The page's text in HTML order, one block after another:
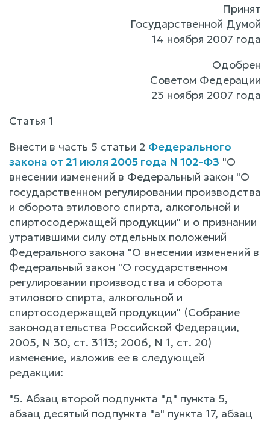
Принят
Государственной Думой
14 ноября 2007 года
Одобрен
Советом Федерации
23 ноября 2007 года
Статья 1
Внести в часть 5 статьи 2 Федерального
закона от 21 июля 2005 года N 102-ФЗ "О
внесении изменений в Федеральный закон "О
государственном регулировании производства
и оборота этилового спирта, алкогольной и
спиртосодержащей продукции" и о признании
утратившими силу отдельных положений
Федерального закона "О внесении изменений в
Федеральный закон "О государственном
регулировании производства и оборота
этилового спирта, алкогольной и
спиртосодержащей продукции" (Собрание
законодательства Российской Федерации,
2005, N 30, ст. 3113; 2006, N 1, ст. 20)
изменение, изложив ее в следующей
редакции:
"5. Абзац второй подпункта "д" пункта 5,
абзац десятый подпункта "а" пункта 17, абзац